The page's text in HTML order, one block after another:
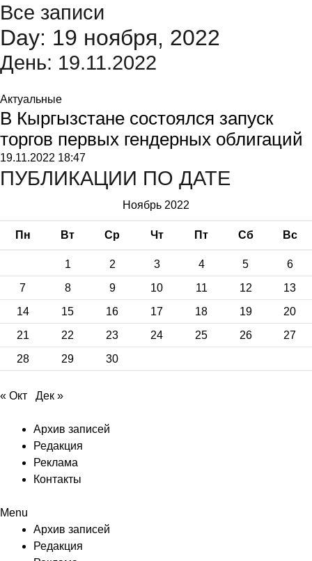
Все записи
Day: 19 ноября, 2022
День: 19.11.2022
Актуальные
В Кыргызстане состоялся запуск
торгов первых гендерных облигаций
19.11.2022 18:47
ПУБЛИКАЦИИ ПО ДАТЕ
Ноябрь 2022
Пн Вт Ср Чт Пт Сб Вс
1 2 3 4 5
6
7
8 9 10 11 12
13
14
15 16 17 18 19
20
21
22 23 24 25 26
27
28
29 30
« Окт Дек »
Архив записей
Редакция
Реклама
Контакты
Menu
Архив записей
Редакция